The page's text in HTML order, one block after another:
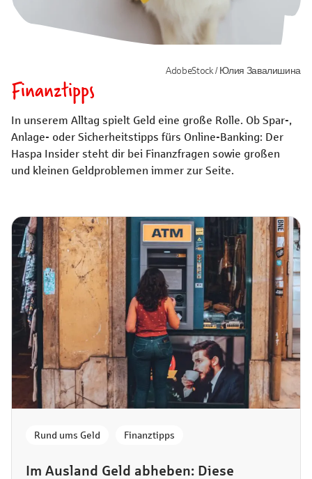
Finanztipps
In unserem Alltag spielt Geld eine große Rolle. Ob Spar-,
Anlage- oder Sicherheitstipps fürs Online-Banking: Der
Haspa Insider steht dir bei Finanzfragen sowie großen
und kleinen Geldproblemen immer zur Seite.
AdobeStock / Юлия Завалишина
Im Ausland Geld abheben: Diese
Rund ums Geld Finanztipps